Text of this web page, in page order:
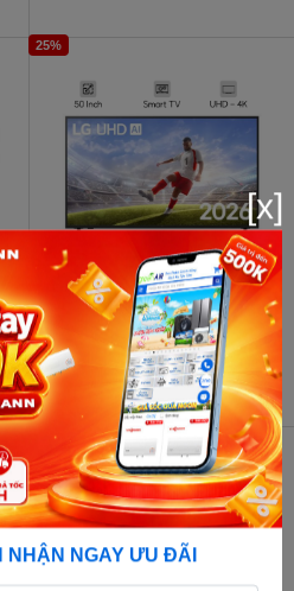
25%
Smart Tivi LG AI 4K 50 Inch
50UA8055PSA
8.500.000đ
11.390.000đ
[x]
NHẬN NGAY ƯU ĐÃI